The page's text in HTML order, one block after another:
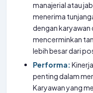
manajerial atau
menerima
dengan karyawan
mencerminkan
lebih besar dari
Performa:
penting dalam
Karyawan yang